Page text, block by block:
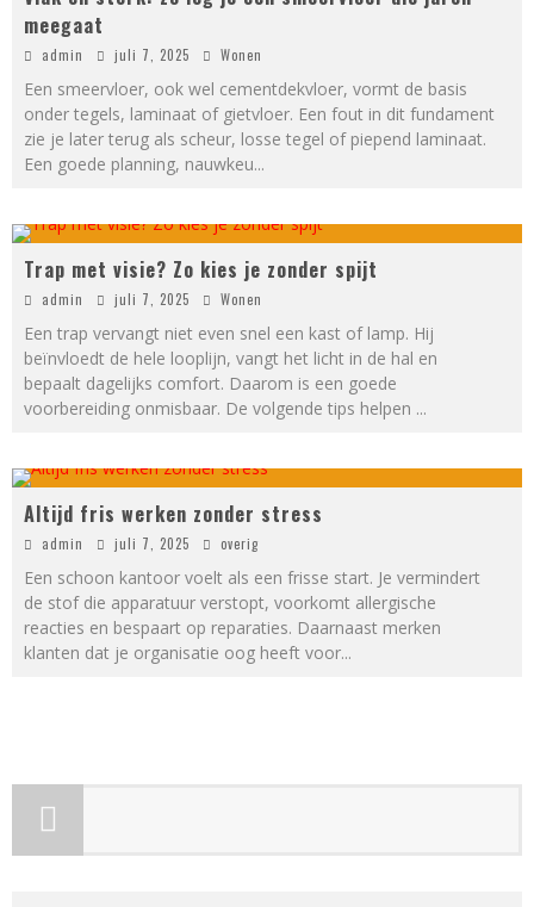
meegaat
admin juli 7, 2025 Wonen
Een smeervloer, ook wel cementdekvloer, vormt de basis
onder tegels, laminaat of gietvloer. Een fout in dit fundament
zie je later terug als scheur, losse tegel of piepend laminaat.
Een goede planning, nauwkeu...
Trap met visie? Zo kies je zonder spijt
admin juli 7, 2025 Wonen
Een trap vervangt niet even snel een kast of lamp. Hij
beïnvloedt de hele looplijn, vangt het licht in de hal en
bepaalt dagelijks comfort. Daarom is een goede
voorbereiding onmisbaar. De volgende tips helpen ...
Altijd fris werken zonder stress
admin juli 7, 2025 overig
Een schoon kantoor voelt als een frisse start. Je vermindert
de stof die apparatuur verstopt, voorkomt allergische
reacties en bespaart op reparaties. Daarnaast merken
klanten dat je organisatie oog heeft voor...